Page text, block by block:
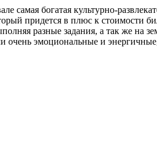
самая богатая культурно-
придется в плюс к стоимости
разные задания, а так же на
эмоциональные и